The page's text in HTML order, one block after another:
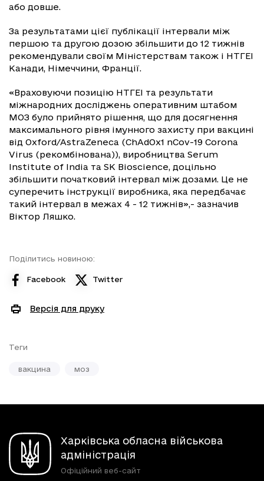
або довше.
За результатами цієї публікації інтервали між
першою та другою дозою збільшити до 12 тижнів
рекомендували своїм Міністерствам також і НТГЕІ
Канади, Німеччини, Франції.
«Враховуючи позицію НТГЕІ та результати
міжнародних досліджень оперативним штабом
МОЗ було прийнято рішення, що для досягнення
максимального рівня імунного захисту при вакцині
від Oxford/AstraZeneca (ChAdOx1 nCov-19 Cоrona
Virus (рекомбінована)), виробництва Serum
Institute of India та SK Bioscience, доцільно
збільшити початковий інтервал між дозами. Це не
суперечить інструкції виробника, яка передбачає
такий інтервал в межах 4 - 12 тижнів»,- зазначив
Віктор Ляшко.
Поділитись новиною:
Facebook Twitter
Версія для друку
Теги
вакцина моз
Харківська обласна військова
адміністрація
Офіційний веб-сайт